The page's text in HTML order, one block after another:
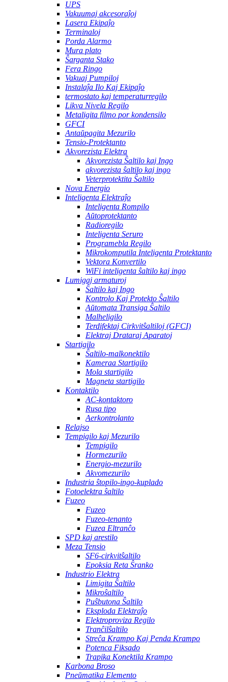
UPS
Vakuumaj akcesoraĵoj
Lasera Ekipaĵo
Terminaloj
Porda Alarmo
Mura plato
Ŝarganta Stako
Fera Ringo
Vakuaj Pumpiloj
Instalaĵa Ilo Kaj Ekipaĵo
termostato kaj temperaturregilo
Likva Nivela Regilo
Metaligita filmo por kondensilo
GFCI
Antaŭpagita Mezurilo
Tensio-Protektanto
Akvorezista Elektra
Akvorezista Ŝaltilo kaj Ingo
akvorezista ŝaltilo kaj ingo
Veterprotektita Ŝaltilo
Nova Energio
Inteligenta Elektraĵo
Inteligenta Rompilo
Aŭtoprotektanto
Radioregilo
Inteligenta Seruro
Programebla Regilo
Mikrokomputila Inteligenta Protektanto
Vektora Konvertilo
WiFi inteligenta ŝaltilo kaj ingo
Lumigaj armaturoj
Ŝaltilo kaj Ingo
Kontrolo Kaj Protekto Ŝaltilo
Aŭtomata Transiga Ŝaltilo
Malheligilo
Terdifektaj Cirkvitŝaltiloj (GFCI)
Elektraj Drataraj Aparatoj
Startigilo
Ŝaltilo-malkonektilo
Kameraa Startigilo
Mola startigilo
Magneta startigilo
Kontaktilo
AC-kontaktoro
Rusa tipo
Aerkontrolanto
Relajso
Tempigilo kaj Mezurilo
Tempigilo
Hormezurilo
Energio-mezurilo
Akvomezurilo
Industria ŝtopilo-ingo-kuplado
Fotoelektra ŝaltilo
Fuzeo
Fuzeo
Fuzeo-tenanto
Fuzea Eltranĉo
SPD kaj arestilo
Meza Tensio
SF6-cirkvitŝaltilo
Epoksia Reta Ŝranko
Industrio Elektra
Limigita Ŝaltilo
Mikroŝaltilo
Puŝbutona Ŝaltilo
Eksploda Elektraĵo
Elektroproviza Regilo
Tranĉilŝaltilo
Streĉa Krampo Kaj Penda Krampo
Potenca Fiksado
Trapika Konektila Krampo
Karbona Broso
Pneŭmatika Elemento